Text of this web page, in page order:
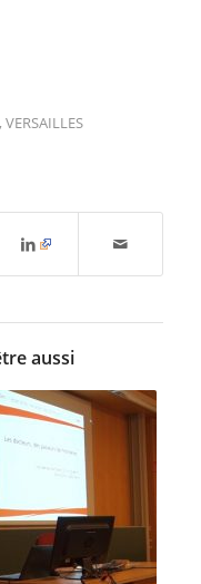
VERSAILLES
aussi